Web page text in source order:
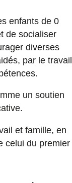
enfants de 0
de socialiser
diverses
par le travail
un soutien
et famille, en
celui du premier